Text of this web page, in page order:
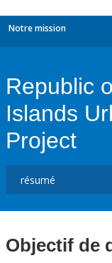
Notre mission
Republic
Islands
Project
Objectif de